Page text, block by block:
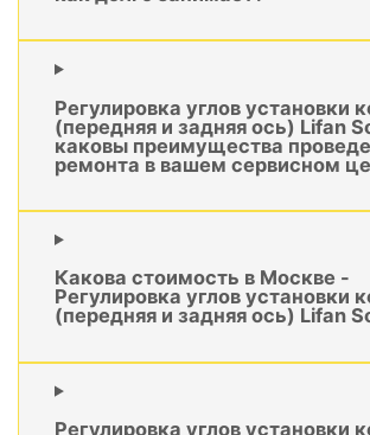
Регулировка углов установки
(передняя и задняя ось) Lifan
каковы преимущества
ремонта в вашем сервисном
Какова стоимость в Москве -
Регулировка углов установки
(передняя и задняя ось) Lifan
Регулировка углов установки